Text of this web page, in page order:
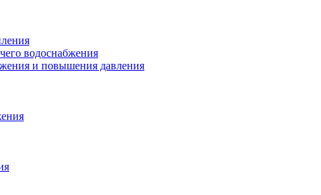
водоснабжения
и повышения давления